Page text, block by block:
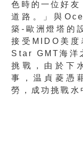
色時的一位好友
道路。」與
築-歐洲燈塔的
接受MIDO美
Star GMT海洋
挑戰，由於下
事，温貞菱憑
勞，成功挑戰水